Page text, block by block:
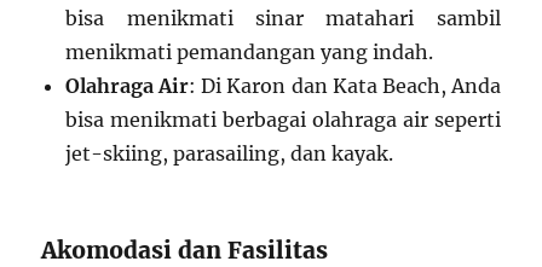
bisa menikmati sinar matahari sambil
menikmati pemandangan yang indah.
Olahraga Air: Di Karon dan Kata Beach, Anda
bisa menikmati berbagai olahraga air seperti
jet-skiing, parasailing, dan kayak.
Akomodasi dan Fasilitas